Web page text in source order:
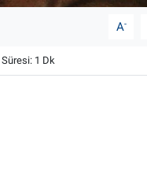
A-
1 Dk